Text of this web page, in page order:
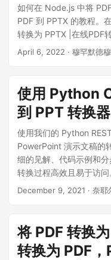
如何在 Node.js 中将
PDF 到 PPTX 的教程。
转换为 PPTX |在线PDF
April 6, 2022 · 穆罕默德
使用 Python
到 PPT 转换器
使用我们的 Python
PowerPoint 演示文稿的
细的见解、代码示例和
转换过程高效且易于访问
December 9, 2021 · 奈耶
将 PDF 转换
转换为 PDF